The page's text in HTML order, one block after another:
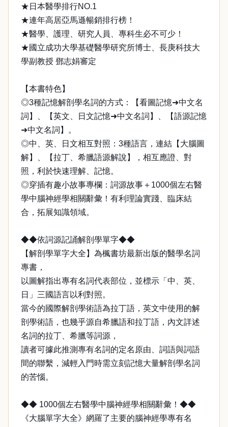
★日本醫學排行NO.1
★連年高居亞馬遜暢銷排行榜！
★醫學、護理、研究人員、專科生必不可少！
★國立成功大學基礎醫學研究所博士、長庚科技大
學副教授 鄧志娟審定
【本書特色】
◎3種記憶解剖學名詞的方式：【看圖記憶➜中文名
詞】、【英文、日文記憶➜中文名詞】、【語源記憶
➜中文名詞】。
◎中、英、日文相互對照：3種語言，連結【大腦圖
解】、【拉丁、希臘語源解說】，相互應證、對
照，利於快速理解、記憶。
◎穿插有趣小故事專欄：詞源故事＋1000個左右醫
學中腦神經學相關辭彙！有利理論實踐、臨床結
合，拓展知識領域。
◆◆依詞源記誦解剖學單字◆◆
【解剖學單字大全】為楓書坊最新出版的醫學名詞
專書，
以圖解指出專有名詞代表部位，並標示「中、英、
日」三國語言以利對照。
當今的國際解剖學術語為拉丁語，英文中使用的解
剖學術語，也幾乎源自希臘語和拉丁語，內文詳述
名詞的拉丁、希臘等詞源，
讀者可據此推測專有名詞的定名原由、詞語與詞語
間的聯繫，減輕入門時需立刻記憶大量解剖學名詞
的苦惱。
◆◆ 1000個左右醫學中腦神經學相關辭彙！◆◆
《大腦單字大全》網羅了主要的腦神經學專有名